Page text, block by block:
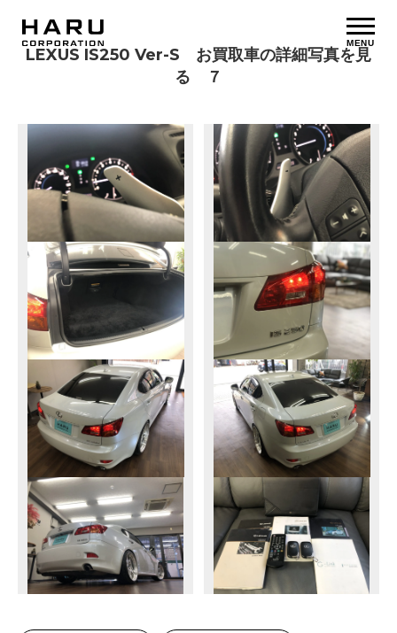
MENU
LEXUS IS250 Ver-S お買取車の詳細写真を見
る ７